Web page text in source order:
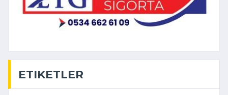
ETIKETLER